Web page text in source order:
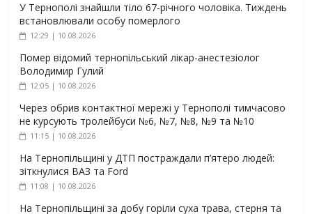
У Тернополі знайшли тіло 67-річного чоловіка. Тиждень
встановлювали особу померлого
12:29 | 10.08.2026
Помер відомий тернопільський лікар-анестезіолог
Володимир Гулий
12:05 | 10.08.2026
Через обрив контактної мережі у Тернополі тимчасово
не курсують тролейбуси №6, №7, №8, №9 та №10
11:15 | 10.08.2026
На Тернопільщині у ДТП постраждали п’ятеро людей:
зіткнулися ВАЗ та Ford
11:08 | 10.08.2026
На Тернопільщині за добу горіли суха трава, стерня та